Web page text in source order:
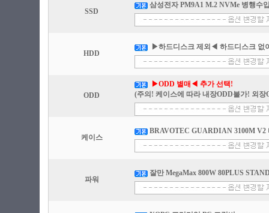
SSD
삼성전자 PM9A1 M.2 NVMe 병행수
HDD
▶하드디스크 제외◀ 하드디스크 없
ODD
▶ODD 별매◀ 추가 선택!
(주의! 케이스에 따라 내장ODD불가! 외장
케이스
BRAVOTEC GUARDIAN 3100M V2
파워
잘만 MegaMax 800W 80PLUS